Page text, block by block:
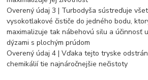
Overený údaj 3 | Turbodyša sústreďuje
vysokotlakové čističe do jedného bodu,
maximalizuje tak nábehovú silu a účinnosť
dýzami s plochým prúdom
Overený údaj 4 | Vďaka tejto tryske
chemikálií tie najnáročnejšie nečistoty